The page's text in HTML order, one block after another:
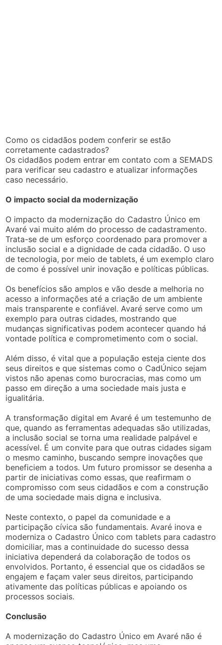
Como os cidadãos podem conferir se estão
corretamente cadastrados?
Os cidadãos podem entrar em contato com a SEMADS
para verificar seu cadastro e atualizar informações
caso necessário.
O impacto social da modernização
O impacto da modernização do Cadastro Único em
Avaré vai muito além do processo de cadastramento.
Trata-se de um esforço coordenado para promover a
inclusão social e a dignidade de cada cidadão. O uso
de tecnologia, por meio de tablets, é um exemplo claro
de como é possível unir inovação e políticas públicas.
Os benefícios são amplos e vão desde a melhoria no
acesso a informações até a criação de um ambiente
mais transparente e confiável. Avaré serve como um
exemplo para outras cidades, mostrando que
mudanças significativas podem acontecer quando há
vontade política e comprometimento com o social.
Além disso, é vital que a população esteja ciente dos
seus direitos e que sistemas como o CadÚnico sejam
vistos não apenas como burocracias, mas como um
passo em direção a uma sociedade mais justa e
igualitária.
A transformação digital em Avaré é um testemunho de
que, quando as ferramentas adequadas são utilizadas,
a inclusão social se torna uma realidade palpável e
acessível. É um convite para que outras cidades sigam
o mesmo caminho, buscando sempre inovações que
beneficiem a todos. Um futuro promissor se desenha a
partir de iniciativas como essas, que reafirmam o
compromisso com seus cidadãos e com a construção
de uma sociedade mais digna e inclusiva.
Neste contexto, o papel da comunidade e a
participação cívica são fundamentais. Avaré inova e
moderniza o Cadastro Único com tablets para cadastro
domiciliar, mas a continuidade do sucesso dessa
iniciativa dependerá da colaboração de todos os
envolvidos. Portanto, é essencial que os cidadãos se
engajem e façam valer seus direitos, participando
ativamente das políticas públicas e apoiando os
processos sociais.
Conclusão
A modernização do Cadastro Único em Avaré não é